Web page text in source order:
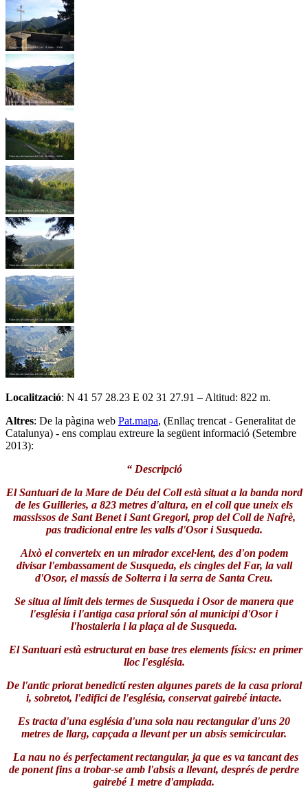
Localització: N 41 57 28.23 E 02 31 27.91 – Altitud: 822 m.
Altres: De la pàgina web Pat.mapa, (Enllaç trencat - Generalitat de
Catalunya) - ens complau extreure la següent informació (Setembre
2013):
“ Descripció
El Santuari de la Mare de Déu del Coll està situat a la banda nord
de les Guilleries, a 823 metres d'altura, en el coll que uneix els
massissos de Sant Benet i Sant Gregori, prop del Coll de Nafrè,
pas tradicional entre les valls d'Osor i Susqueda.
Això el converteix en un mirador excel·lent, des d'on podem
divisar l'embassament de Susqueda, els cingles del Far, la vall
d'Osor, el massís de Solterra i la serra de Santa Creu.
Se situa al límit dels termes de Susqueda i Osor de manera que
l'església i l'antiga casa prioral són al municipi d'Osor i
l'hostaleria i la plaça al de Susqueda.
El Santuari està estructurat en base tres elements físics: en primer
lloc l'església.
De l'antic priorat benedictí resten algunes parets de la casa prioral
i, sobretot, l'edifici de l'església, conservat gairebé intacte.
Es tracta d'una església d'una sola nau rectangular d'uns 20
metres de llarg, capçada a llevant per un absis semicircular.
La nau no és perfectament rectangular, ja que es va tancant des
de ponent fins a trobar-se amb l'absis a llevant, després de perdre
gairebé 1 metre d'amplada.